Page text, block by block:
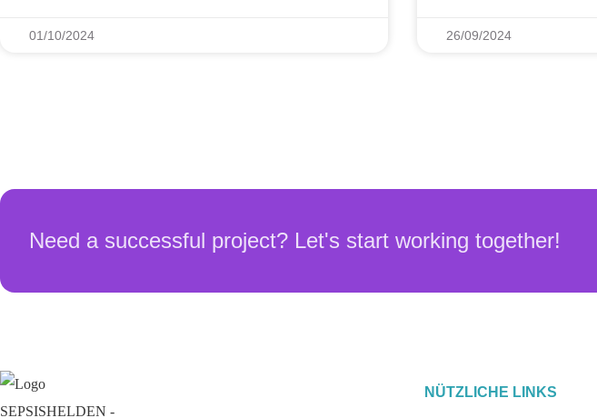
01/10/2024 26/09/2024
Need a successful project? Let's start working together!
NÜTZLICHE LINKS